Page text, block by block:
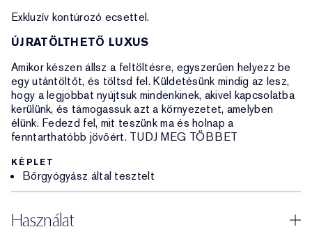
Exkluzív kontúrozó ecsettel.
ÚJRATÖLTHETŐ LUXUS
Amikor készen állsz a feltöltésre, egyszerűen helyezz be
egy utántöltőt, és töltsd fel. Küldetésünk mindig az lesz,
hogy a legjobbat nyújtsuk mindenkinek, akivel kapcsolatba
kerülünk, és támogassuk azt a környezetet, amelyben
élünk. Fedezd fel, mit teszünk ma és holnap a
fenntarthatóbb jövőért. TUDJ MEG TÖBBET
KÉPLET
Bőrgyógyász által tesztelt
Használat